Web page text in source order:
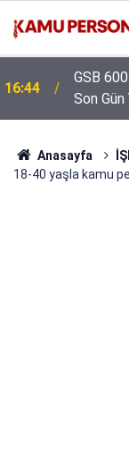
16:44
GSB
Son Gün
Anasayfa
18-40 yaşla kamu